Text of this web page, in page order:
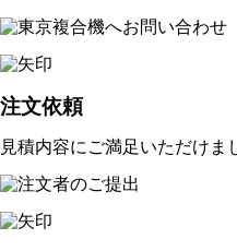
注文依頼
見積内容にご満足いただけま